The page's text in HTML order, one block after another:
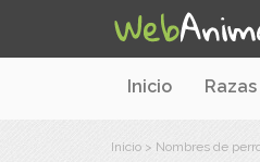
Inicio Razas
Inicio > Nombres de